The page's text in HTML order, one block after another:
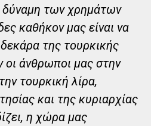
δύναμη των χρημάτων
καθήκον μας είναι να
της τουρκικής
οι άνθρωποι μας στην
τουρκική λίρα,
και της κυριαρχίας
η χώρα μας